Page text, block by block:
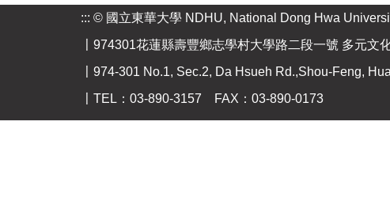
::: © 國立東華大學 NDHU, National Dong Hwa
〡974301花蓮縣壽豐鄉志學村大學路二段一號 多元文
〡974-301 No.1, Sec.2, Da Hsueh Rd.,Shou-Feng,
〡TEL：03-890-3157 FAX：03-890-0173